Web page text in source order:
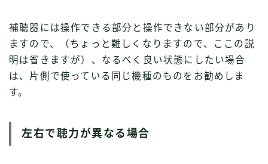
補聴器には操作できる部分と操作できない部分があり
ますので、（ちょっと難しくなりますので、ここの説
明は省きますが）、なるべく良い状態にしたい場合
は、片側で使っている同じ機種のものをお勧めしま
す。
左右で聴力が異なる場合